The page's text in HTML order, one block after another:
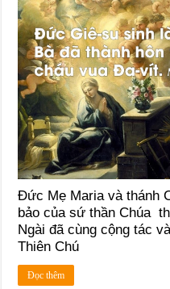
Đức Mẹ Maria và thánh
bảo của sứ thần Chúa
Ngài đã cùng cộng tác
Thiên Chú
Đọc thêm